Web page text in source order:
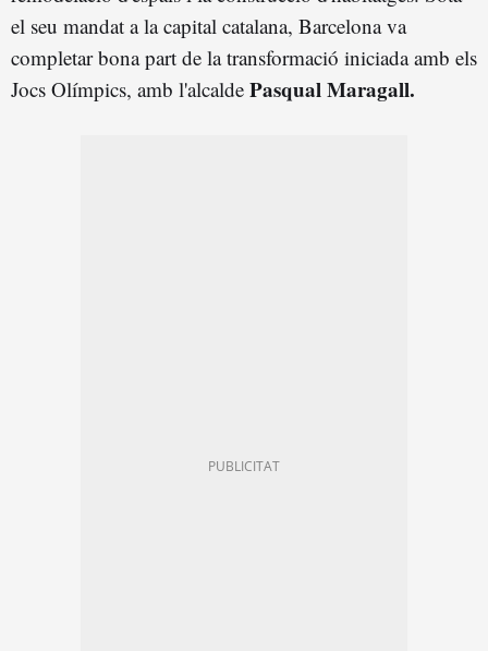
el seu mandat a la capital catalana, Barcelona va
completar bona part de la transformació iniciada amb els
Jocs Olímpics, amb l'alcalde Pasqual Maragall.